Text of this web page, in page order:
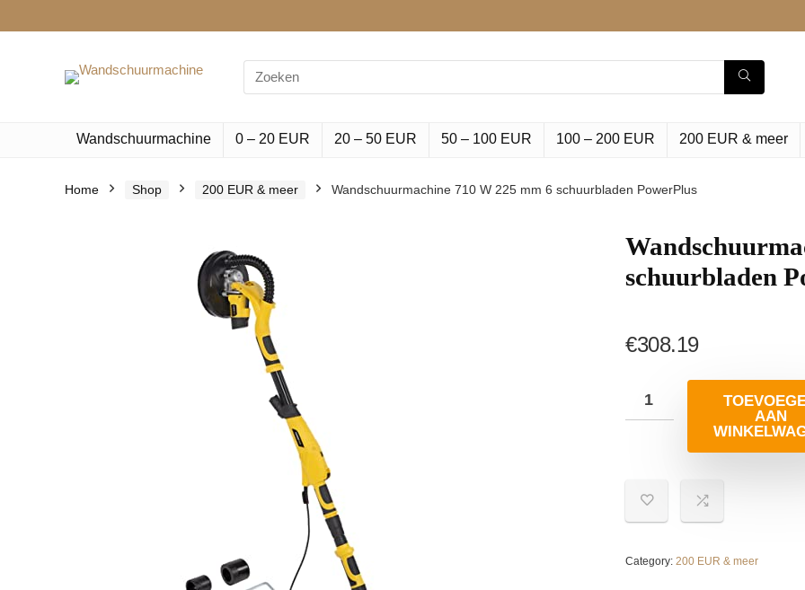
Search
for:
Wandschuurmachine 0 – 20 EUR 20 – 50 EUR 50 – 100 EUR 100 – 200 EUR 200 EUR & meer
Home Shop 200 EUR & meer Wandschuurmachine 710 W 225 mm 6 schuurbladen PowerPlus
schuurbladen
€308.19
AAN
Category: 200 EUR & meer